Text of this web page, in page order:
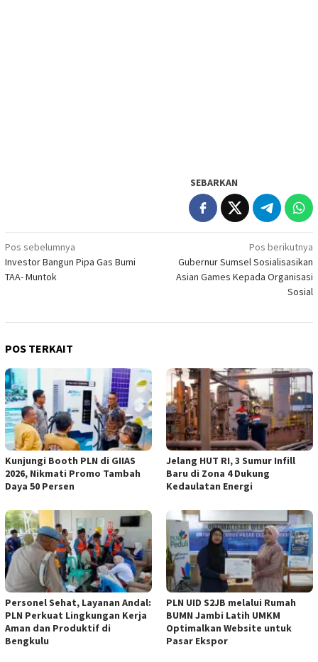
SEBARKAN
Navigasi
pos
Pos sebelumnya
Investor Bangun Pipa Gas Bumi
TAA- Muntok
Pos berikutnya
Gubernur Sumsel Sosialisasikan
Asian Games Kepada Organisasi
Sosial
POS TERKAIT
Kunjungi Booth PLN di GIIAS
2026, Nikmati Promo Tambah
Daya 50 Persen
Jelang HUT RI, 3 Sumur Infill
Baru di Zona 4 Dukung
Kedaulatan Energi
Personel Sehat, Layanan Andal:
PLN Perkuat Lingkungan Kerja
Aman dan Produktif di
Bengkulu
PLN UID S2JB melalui Rumah
BUMN Jambi Latih UMKM
Optimalkan Website untuk
Pasar Ekspor